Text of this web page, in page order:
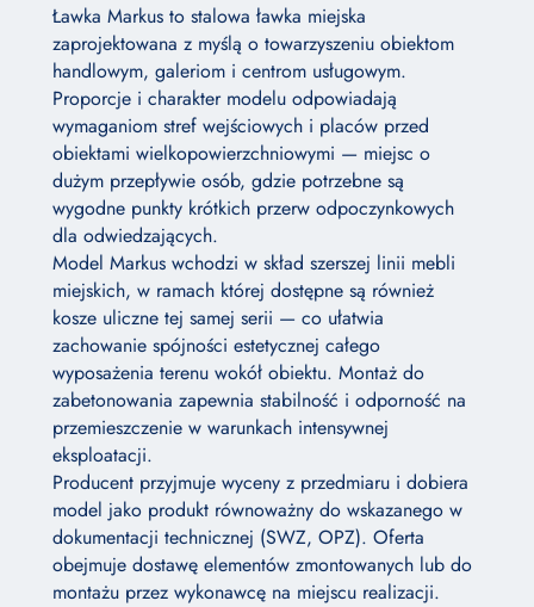
Ławka Markus to stalowa ławka miejska
zaprojektowana z myślą o towarzyszeniu obiektom
handlowym, galeriom i centrom usługowym.
Proporcje i charakter modelu odpowiadają
wymaganiom stref wejściowych i placów przed
obiektami wielkopowierzchniowymi — miejsc o
dużym przepływie osób, gdzie potrzebne są
wygodne punkty krótkich przerw odpoczynkowych
dla odwiedzających.
Model Markus wchodzi w skład szerszej linii mebli
miejskich, w ramach której dostępne są również
kosze uliczne tej samej serii — co ułatwia
zachowanie spójności estetycznej całego
wyposażenia terenu wokół obiektu. Montaż do
zabetonowania zapewnia stabilność i odporność na
przemieszczenie w warunkach intensywnej
eksploatacji.
Producent przyjmuje wyceny z przedmiaru i dobiera
model jako produkt równoważny do wskazanego w
dokumentacji technicznej (SWZ, OPZ). Oferta
obejmuje dostawę elementów zmontowanych lub do
montażu przez wykonawcę na miejscu realizacji.